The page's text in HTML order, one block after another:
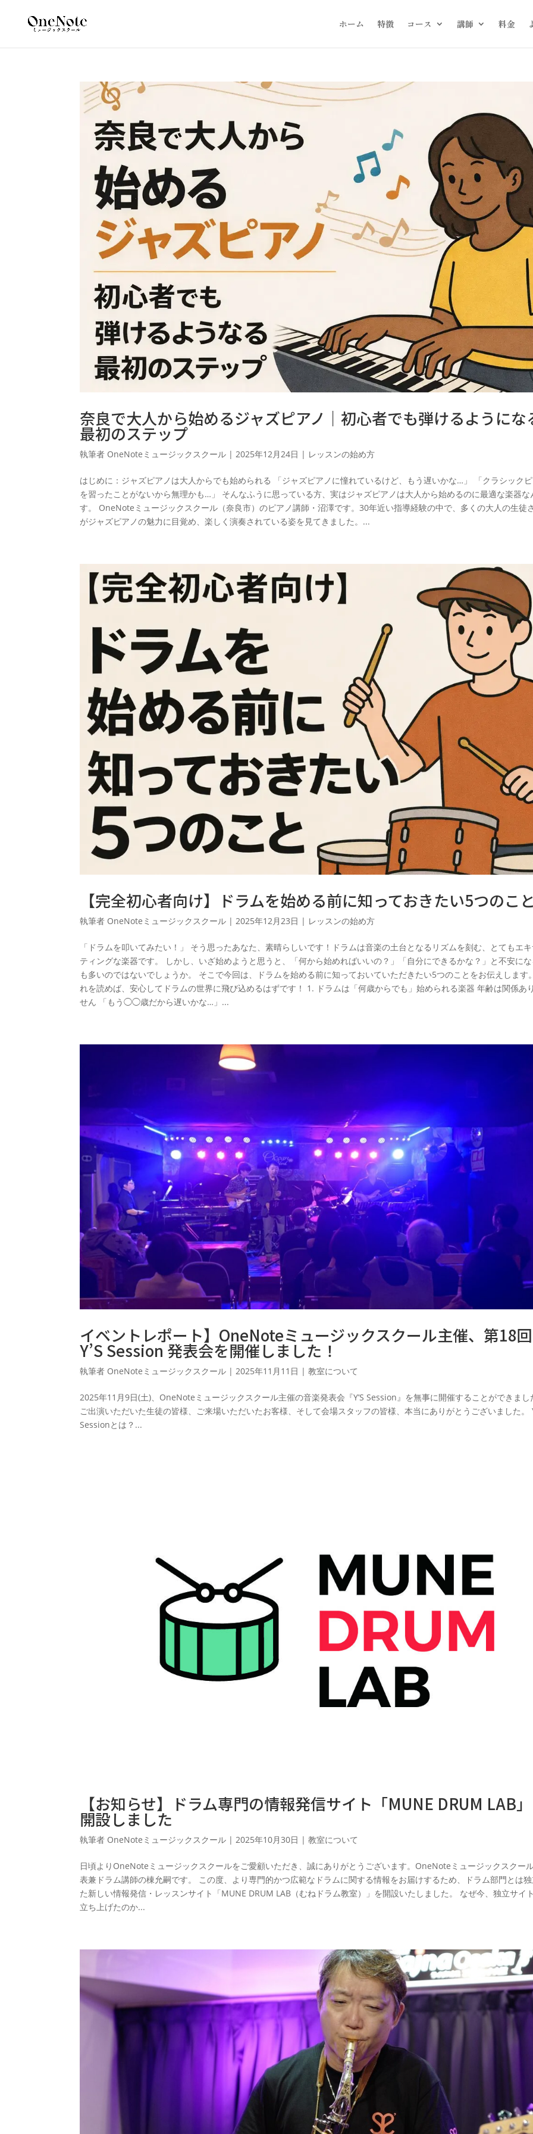
ホーム 特徴 コース 講師 料金
奈良で大人から始めるジャズピアノ｜初心者でも弾けるようにな
最初のステップ
執筆者 OneNoteミュージックスクール |2025年12月24日 | レッスンの始め方
はじめに：ジャズピアノは大人からでも始められる 「ジャズピアノに憧れているけど、もう遅いかな…」 「クラシックピ
を習ったことがないから無理かも…」 そんなふうに思っている方、実はジャズピアノは大人から始めるのに最適な楽器な
す。 OneNoteミュージックスクール（奈良市）のピアノ講師・沼澤です。30年近い指導経験の中で、多くの大人の生徒
がジャズピアノの魅力に目覚め、楽しく演奏されている姿を見てきました。...
【完全初心者向け】ドラムを始める前に知っておきたい5つのこと
執筆者 OneNoteミュージックスクール | 2025年12月23日 | レッスンの始め方
「ドラムを叩いてみたい！」 そう思ったあなた、素晴らしいです！ドラムは音楽の土台となるリズムを刻む、とてもエキ
ティングな楽器です。 しかし、いざ始めようと思うと、「何から始めればいいの？」「自分にできるかな？」と不安に
も多いのではないでしょうか。 そこで今回は、ドラムを始める前に知っておいていただきたい5つのことをお伝えします
れを読めば、安心してドラムの世界に飛び込めるはずです！ 1. ドラムは「何歳からでも」始められる楽器 年齢は関係あ
せん 「もう◯◯歳だから遅いかな…」...
イベントレポート】OneNoteミュージックスクール主催、第18回
Y’S Session 発表会を開催しました！
執筆者 OneNoteミュージックスクール | 2025年11月11日 |教室について
2025年11月9日(土)、OneNoteミュージックスクール主催の音楽発表会『Y’S Session』を無事に開催することができまし
ご出演いただいた生徒の皆様、ご来場いただいたお客様、そして会場スタッフの皆様、本当にありがとうございました。
Sessionとは？...
【お知らせ】ドラム専門の情報発信サイト「MUNE DRUM LAB
開設しました
執筆者 OneNoteミュージックスクール | 2025年10月30日 |教室について
日頃よりOneNoteミュージックスクールをご愛顧いただき、誠にありがとうございます。OneNoteミュージックスクー
表兼ドラム講師の棟允嗣です。 この度、より専門的かつ広範なドラムに関する情報をお届けするため、ドラム部門とは独
た新しい情報発信・レッスンサイト「MUNE DRUM LAB（むねドラム教室）」を開設いたしました。 なぜ今、独立サイ
立ち上げたのか...